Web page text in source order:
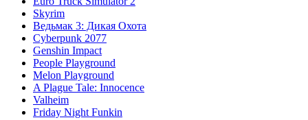
Skyrim
Ведьмак 3: Дикая Охота
Cyberpunk 2077
Genshin Impact
People Playground
Melon Playground
A Plague Tale: Innocence
Valheim
Friday Night Funkin